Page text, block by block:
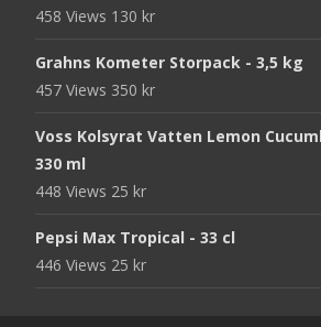
458 Views 130 kr
Grahns Kometer Storpack - 3,5 kg
457 Views 350 kr
Voss Kolsyrat Vatten Lemon
330 ml
448 Views 25 kr
Pepsi Max Tropical - 33 cl
446 Views 25 kr